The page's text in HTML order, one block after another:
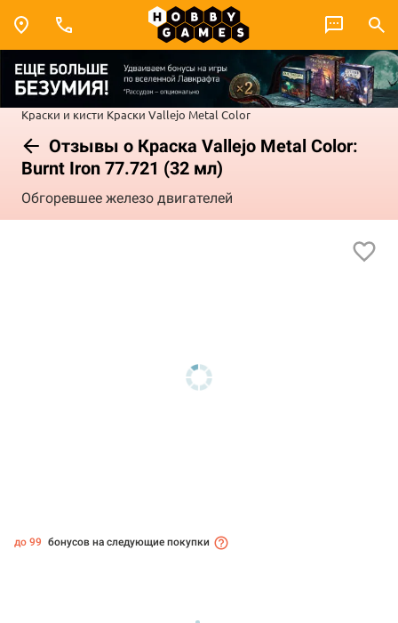
Краски и кисти Краски Vallejo Metal Color
Отзывы о Краска Vallejo Metal Color:
Burnt Iron 77.721 (32 мл)
Обгоревшее железо двигателей
до 99 бонусов на следующие покупки